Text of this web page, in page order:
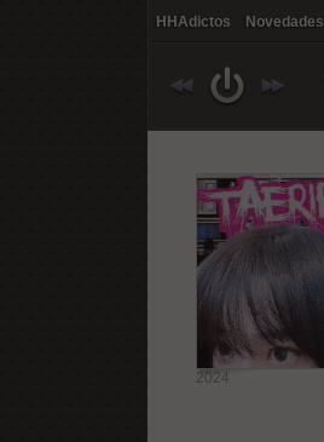
HHAdictos Novedades
2024